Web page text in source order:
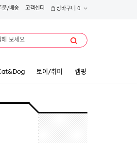
문/배송 고객센터 장바구니 0
토이/취미 캠핑